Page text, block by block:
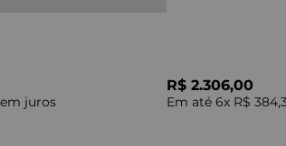
juros
R$ 2.306,00
Em até 6x R$